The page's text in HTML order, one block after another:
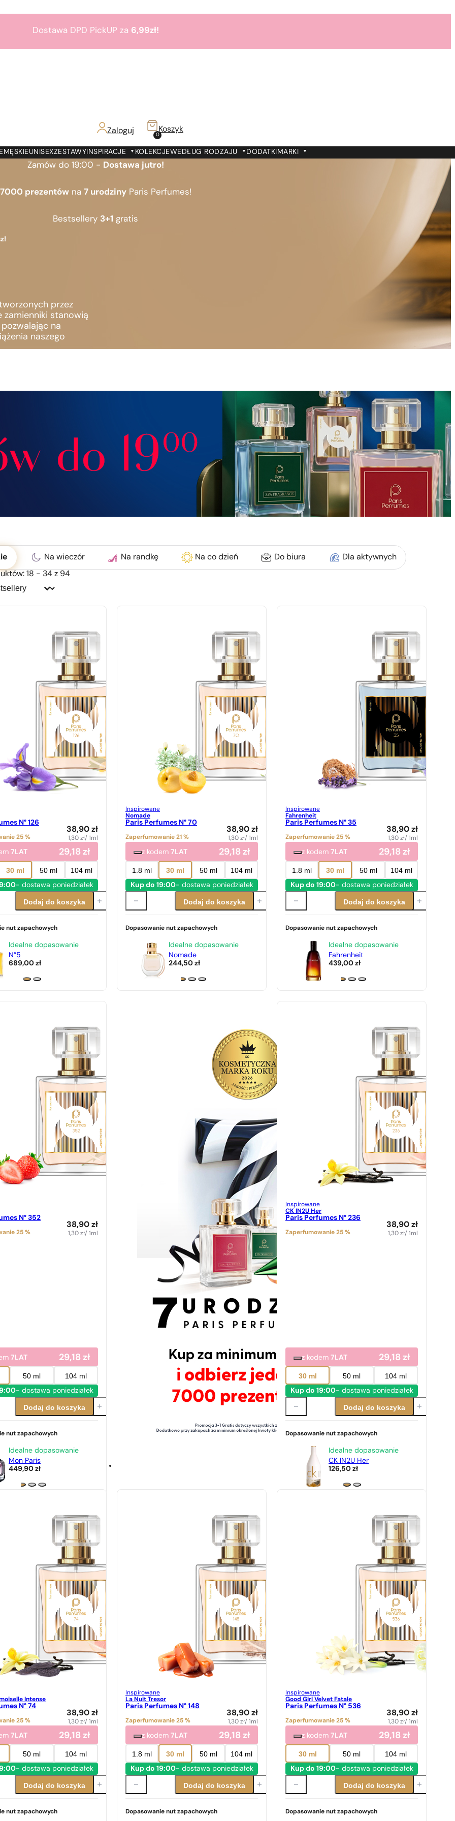
Dostawa DPD PickUP za 6,99zł!
6,99zł!
Zamów do 19:00 - Dostawa jutro!
7000 prezentówna 7 urodzinyParis Perfumes!
Bestsellery 3+1 gratis
Zaloguj 0
Koszyk
MĘSKIE UNISEXZESTAWYINSPIRACJE KOLEKCJEWEDŁUG RODZAJU DODATKIMARKI
przez
zamienniki stanowią
na
naszego
Na wieczór Na randkę Na co dzień Do biura Dla aktywnych
18 - 34 z 94
N° 126
25 %
38,90 zł
1,30 zł/ 1ml
7LAT 29,18 zł
30 ml 50 ml 104 ml
- dostawa poniedziałek
Dodaj do koszyka
nut zapachowych
Idealne dopasowanie
N°5
689,00 zł
Inspirowane
Nomade
Paris Perfumes N° 70
Zaperfumowanie 21 %
38,90 zł
1,30 zł/ 1ml
z kodem 7LAT 29,18 zł
1.8 ml 30 ml 50 ml 104 ml
Kup do 19:00- dostawa poniedziałek
Dodaj do koszyka
Dopasowanie nut zapachowych
Idealne dopasowanie
Nomade
244,50 zł
Inspirowane
Fahrenheit
Paris Perfumes N° 35
Zaperfumowanie 25 %
38,90 zł
1,30 zł/ 1ml
z kodem 7LAT 29,18 zł
1.8 ml 30 ml 50 ml 104 ml
Kup do 19:00- dostawa poniedziałek
Dodaj do koszyka
Dopasowanie nut zapachowych
Idealne dopasowanie
Fahrenheit
439,00 zł
N° 352
25 %
38,90 zł
1,30 zł/ 1ml
7LAT 29,18 zł
50 ml 104 ml
- dostawa poniedziałek
Dodaj do koszyka
nut zapachowych
Idealne dopasowanie
Mon Paris
449,90 zł
Inspirowane
CK IN2U Her
Paris Perfumes N° 236
Zaperfumowanie 25 %
38,90 zł
1,30 zł/ 1ml
z kodem 7LAT 29,18 zł
30 ml 50 ml 104 ml
Kup do 19:00- dostawa poniedziałek
Dodaj do koszyka
Dopasowanie nut zapachowych
Idealne dopasowanie
CK IN2U Her
126,50 zł
Intense
N° 74
25 %
38,90 zł
1,30 zł/ 1ml
7LAT 29,18 zł
50 ml 104 ml
- dostawa poniedziałek
Dodaj do koszyka
nut zapachowych
Inspirowane
La Nuit Tresor
Paris Perfumes N° 148
Zaperfumowanie 25 %
38,90 zł
1,30 zł/ 1ml
z kodem 7LAT 29,18 zł
1.8 ml 30 ml 50 ml 104 ml
Kup do 19:00- dostawa poniedziałek
Dodaj do koszyka
Dopasowanie nut zapachowych
Inspirowane
Good Girl Velvet Fatale
Paris Perfumes N° 536
Zaperfumowanie 25 %
38,90 zł
1,30 zł/ 1ml
z kodem 7LAT 29,18 zł
30 ml 50 ml 104 ml
Kup do 19:00- dostawa poniedziałek
Dodaj do koszyka
Dopasowanie nut zapachowych